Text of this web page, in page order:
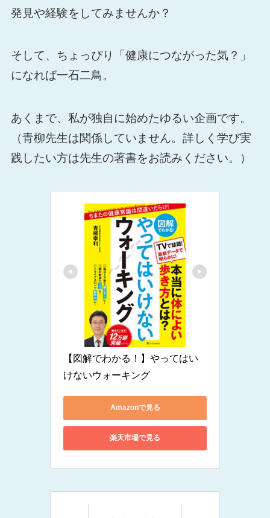
発見や経験をしてみませんか？
そして、ちょっぴり「健康につながった気？」
になれば一石二鳥。
あくまで、私が独自に始めたゆるい企画です。
（青柳先生は関係していません。詳しく学び実
践したい方は先生の著書をお読みください。）
【図解でわかる！】やってはい
けないウォーキング
Amazonで見る
楽天市場で見る